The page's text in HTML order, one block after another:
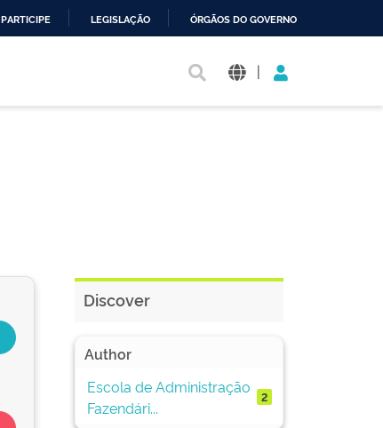
PARTICIPE LEGISLAÇÃO ÓRGÃOS DO GOVERNO
|
Discover
Author
Escola de Administração
Fazendári...
2